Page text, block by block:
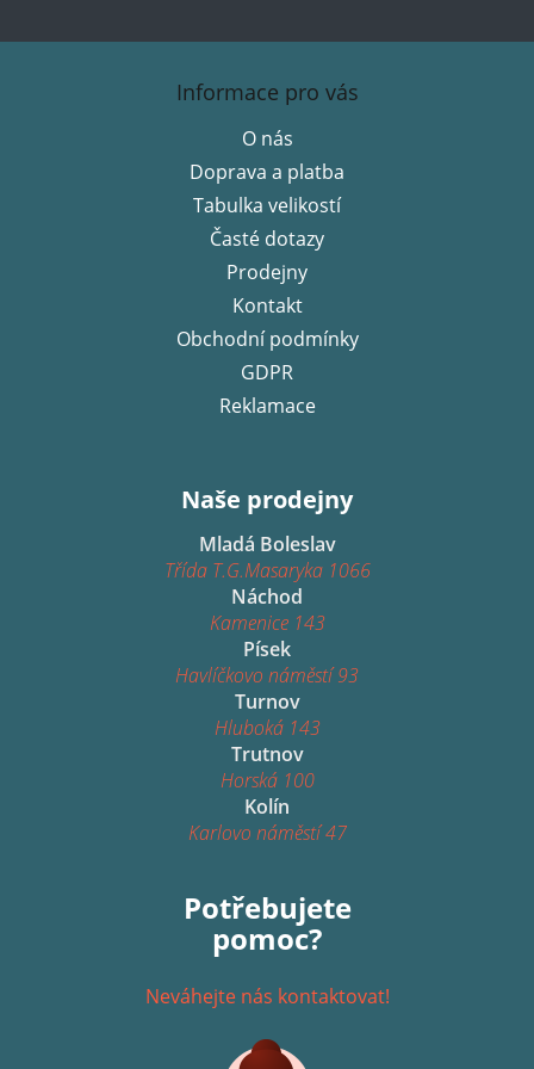
Informace pro vás
O nás
Doprava a platba
Tabulka velikostí
Časté dotazy
Prodejny
Kontakt
Obchodní podmínky
GDPR
Reklamace
Naše prodejny
Mladá Boleslav
Třída T.G.Masaryka 1066
Náchod
Kamenice 143
Písek
Havlíčkovo náměstí 93
Turnov
Hluboká 143
Trutnov
Horská 100
Kolín
Karlovo náměstí 47
Potřebujete
pomoc?
Neváhejte nás kontaktovat!